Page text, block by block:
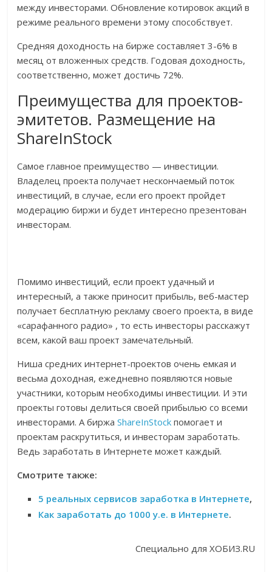
между инвесторами. Обновление котировок акций в
режиме реального времени этому способствует.
Средняя доходность на бирже составляет 3-6% в
месяц от вложенных средств. Годовая доходность,
соответственно, может достичь 72%.
Преимущества для проектов-
эмитетов. Размещение на
ShareInStock
Самое главное преимущество — инвестиции.
Владелец проекта получает нескончаемый поток
инвестиций, в случае, если его проект пройдет
модерацию биржи и будет интересно презентован
инвесторам.
Помимо инвестиций, если проект удачный и
интересный, а также приносит прибыль, веб-мастер
получает бесплатную рекламу своего проекта, в виде
«сарафанного радио» , то есть инвесторы расскажут
всем, какой ваш проект замечательный.
Ниша средних интернет-проектов очень емкая и
весьма доходная, ежедневно появляются новые
участники, которым необходимы инвестиции. И эти
проекты готовы делиться своей прибылью со всеми
инвесторами. А биржаShareInStock помогает и
проектам раскрутиться, и инвесторам заработать.
Ведь заработать в Интернете может каждый.
Смотрите также:
5 реальных сервисов заработка в Интернете,
Как заработать до 1000 у.е. в Интернете.
Специально для ХОБИЗ.RU